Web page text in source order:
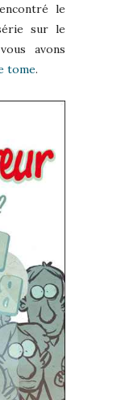
le
sur le
avons
tome.